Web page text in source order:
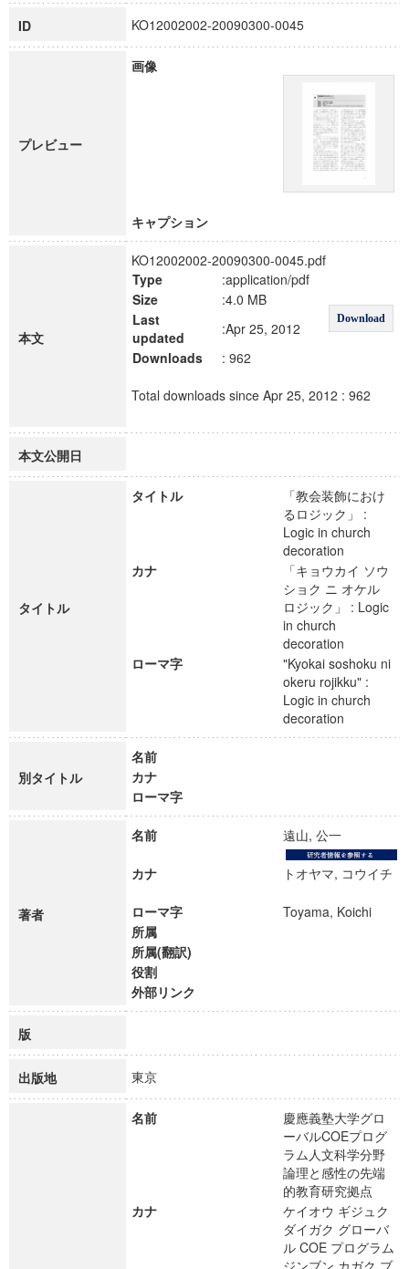
ID KO12002002-20090300-0045
プレビュー
画像
キャプション
本文
KO12002002-20090300-0045.pdf
Type
:application/pdf
Download
Size
:4.0 MB
Last
updated
:Apr 25, 2012
Downloads
: 962
Total downloads since Apr 25, 2012 : 962
本文公開日
タイトル
タイトル
「教会装飾におけ
るロジック」 :
Logic in church
decoration
カナ
「キョウカイ ソウ
ショク ニ オケル
ロジック」 : Logic
in church
decoration
ローマ字
"Kyokai soshoku ni
okeru rojikku" :
Logic in church
decoration
別タイトル
名前
カナ
ローマ字
著者
名前 遠山, 公一
カナ トオヤマ, コウイチ
ローマ字
Toyama, Koichi
所属
所属(翻訳)
役割
外部リンク
版
出版地 東京
名前
慶應義塾大学グロ
ーバルCOEプログ
ラム人文科学分野
論理と感性の先端
的教育研究拠点
カナ
ケイオウ ギジュク
ダイガク グローバ
ル COE プログラム
ジンブン カガク ブ